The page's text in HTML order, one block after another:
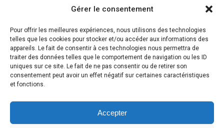
Gérer le consentement
Pour offrir les meilleures expériences, nous utilisons des technologies
telles que les cookies pour stocker et/ou accéder aux informations des
appareils. Le fait de consentir à ces technologies nous permettra de
traiter des données telles que le comportement de navigation ou les ID
uniques sur ce site. Le fait de ne pas consentir ou de retirer son
consentement peut avoir un effet négatif sur certaines caractéristiques
et fonctions.
Accepter
Lycée Louis Gaston Roussillat 2017 © Tous droits réservés